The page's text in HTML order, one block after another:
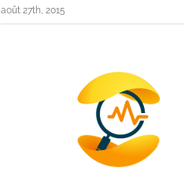
août 27th, 2015